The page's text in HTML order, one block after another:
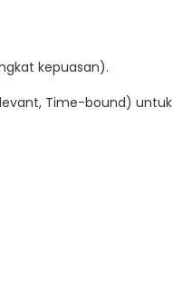
kepuasan).
Time-bound) untuk